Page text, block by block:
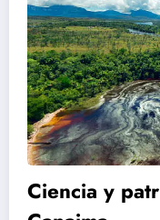
Ciencia y